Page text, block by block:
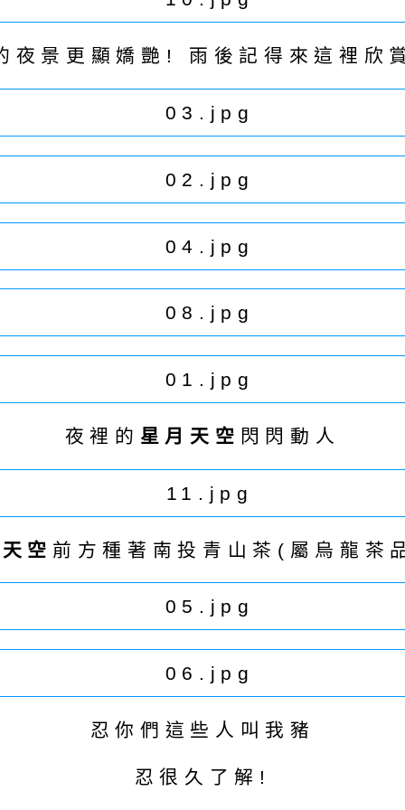
夜景更顯嬌艷! 雨後記得來這裡欣
夜裡的 星月天空 閃閃動人
空 前方種著南投青山茶(屬烏龍茶
忍你們這些人叫我豬
忍很久了解!